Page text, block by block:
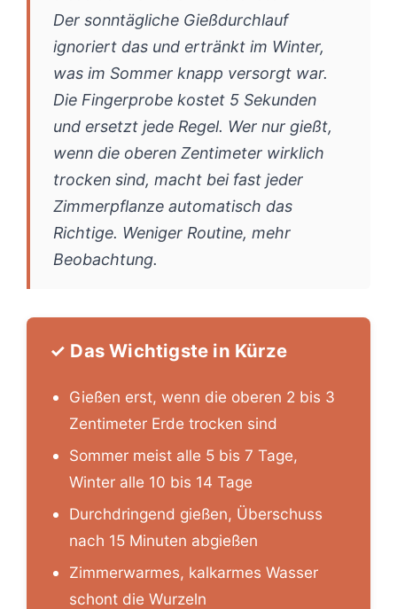
Der sonntägliche Gießdurchlauf
ignoriert das und ertränkt im Winter,
was im Sommer knapp versorgt war.
Die Fingerprobe kostet 5 Sekunden
und ersetzt jede Regel. Wer nur gießt,
wenn die oberen Zentimeter wirklich
trocken sind, macht bei fast jeder
Zimmerpflanze automatisch das
Richtige. Weniger Routine, mehr
Beobachtung.
✓ Das Wichtigste in Kürze
Gießen erst, wenn die oberen 2 bis 3
Zentimeter Erde trocken sind
Sommer meist alle 5 bis 7 Tage,
Winter alle 10 bis 14 Tage
Durchdringend gießen, Überschuss
nach 15 Minuten abgießen
Zimmerwarmes, kalkarmes Wasser
schont die Wurzeln